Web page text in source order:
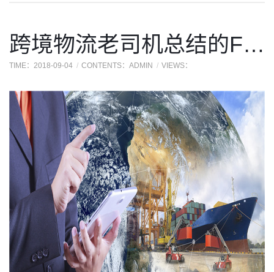
跨境物流老司机总结的FBA十条建议
TIME：2018-09-04 CONTENTS：ADMIN VIEWS：